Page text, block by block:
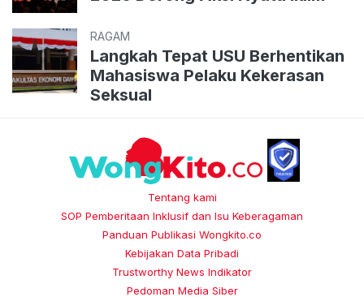
RAGAM
Langkah Tepat USU Berhentikan
Mahasiswa Pelaku Kekerasan
Seksual
Tentang kami
SOP Pemberitaan Inklusif dan Isu Keberagaman
Panduan Publikasi Wongkito.co
Kebijakan Data Pribadi
Trustworthy News Indikator
Pedoman Media Siber